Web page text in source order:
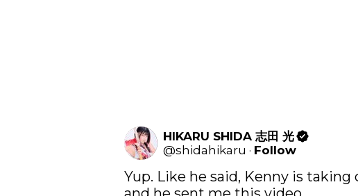
HIKARU SHIDA 志田 光
@shidahikaru · Follow
Yup. Like he said, Kenny is